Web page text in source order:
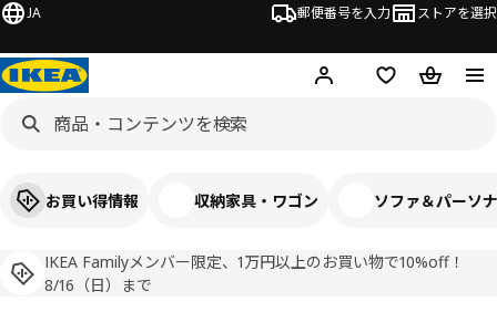
JA 郵便番号を入力 ストアを選択
ログイン・新規入会
欲しいものリスト
カート
IKEA Familyメンバー限定、1万円以上のお買い物で10%off！
8/16（日）まで
お買い得情報 収納家具・ワゴン ソファ＆パーソ